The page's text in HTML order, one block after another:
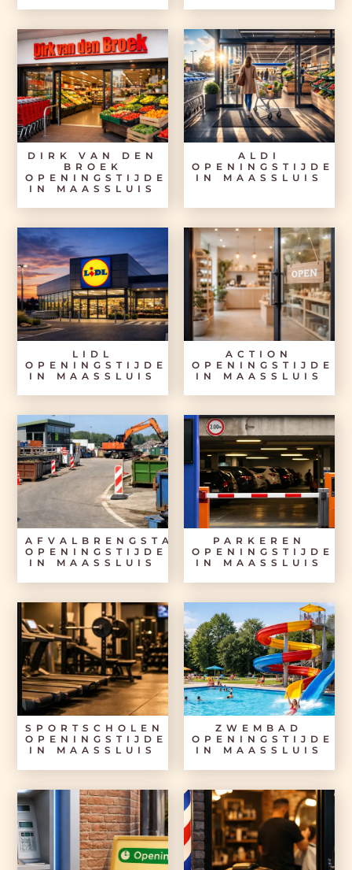
DIRK VAN DEN
BROEK
OPENINGSTIJDEN
IN MAASSLUIS
ALDI
OPENINGSTIJDEN
IN MAASSLUIS
LIDL
OPENINGSTIJDEN
IN MAASSLUIS
ACTION
OPENINGSTIJDEN
IN MAASSLUIS
AFVALBRENGSTATION
OPENINGSTIJDEN
IN MAASSLUIS
PARKEREN
OPENINGSTIJDEN
IN MAASSLUIS
SPORTSCHOLEN
OPENINGSTIJDEN
IN MAASSLUIS
ZWEMBAD
OPENINGSTIJDEN
IN MAASSLUIS